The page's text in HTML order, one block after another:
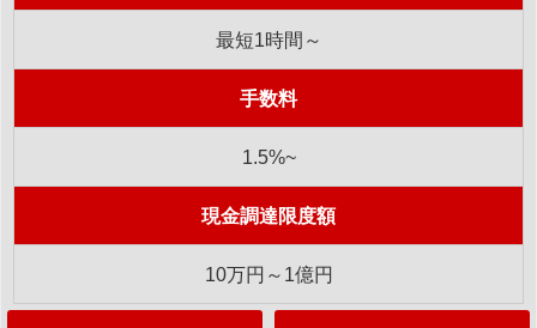
最短1時間～
手数料
1.5%~
現金調達限度額
10万円～1億円